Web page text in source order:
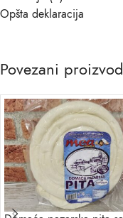
Opšta deklaracija
Povezani